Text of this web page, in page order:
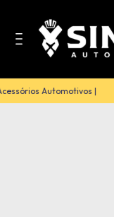
Automotivos |